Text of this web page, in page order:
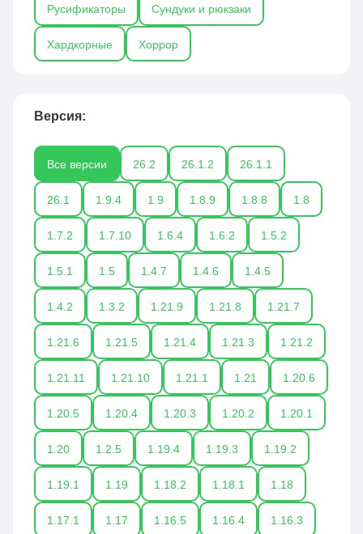
Русификаторы Сундуки и рюкзаки
Хардкорные Хоррор
Версия:
Все версии 26.2 26.1.2 26.1.1
26.1 1.9.4 1.9 1.8.9 1.8.8 1.8
1.7.2 1.7.10 1.6.4 1.6.2 1.5.2
1.5.1 1.5 1.4.7 1.4.6 1.4.5
1.4.2 1.3.2 1.21.9 1.21.8 1.21.7
1.21.6 1.21.5 1.21.4 1.21.3 1.21.2
1.21.11 1.21.10 1.21.1 1.21 1.20.6
1.20.5 1.20.4 1.20.3 1.20.2 1.20.1
1.20 1.2.5 1.19.4 1.19.3 1.19.2
1.19.1 1.19 1.18.2 1.18.1 1.18
1.17.1 1.17 1.16.5 1.16.4 1.16.3